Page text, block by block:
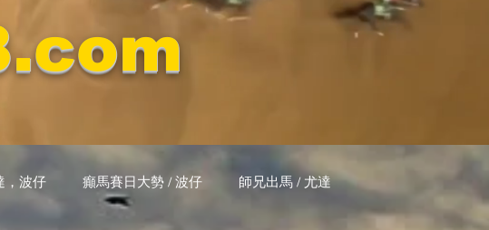
，波仔 癲馬賽日大勢 / 波仔 師兄出馬 / 尤達